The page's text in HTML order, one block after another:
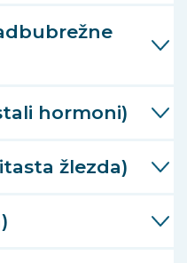
hormoni)
žlezda)